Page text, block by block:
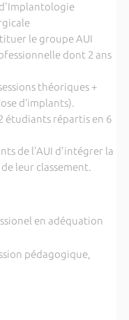
le groupe AUI
dont 2 ans
théoriques +
d’implants).
étudiants répartis en 6
de l'AUI d'intégrer la
leur classement.
en adéquation
pédagogique,